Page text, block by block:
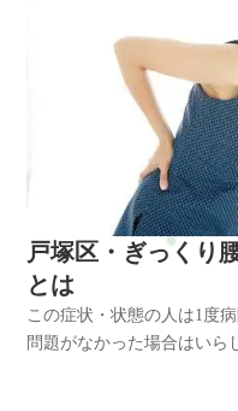
戸塚区・ぎっくり
とは
この症状・状態の人は1度
問題がなかった場合はいら
り腰の為にこんなお悩み